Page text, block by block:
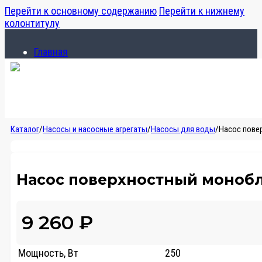
Перейти к основному содержанию Перейти к нижнему
колонтитулу
Главная
Каталог
Каталог/Насосы и насосные агрегаты/Насосы для воды/Насос
Насос поверхностный
9 260 ₽
Мощность, Вт
250